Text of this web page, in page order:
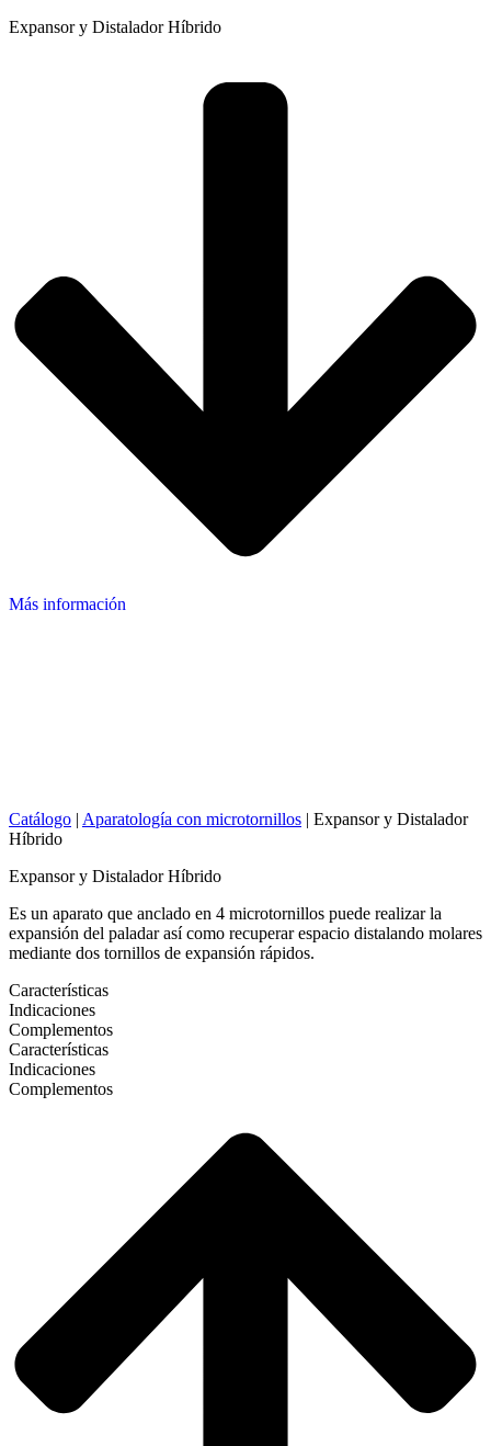
Expansor y Distalador Híbrido
Más información
Catálogo | Aparatología con microtornillos | Expansor y Distalador
Híbrido
Expansor y Distalador Híbrido
Es un aparato que anclado en 4 microtornillos puede realizar la
expansión del paladar así como recuperar espacio distalando molares
mediante dos tornillos de expansión rápidos.
Características
Indicaciones
Complementos
Características
Indicaciones
Complementos